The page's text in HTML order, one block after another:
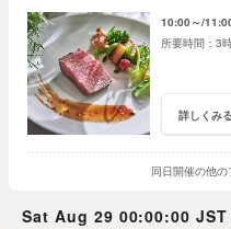
10:00～
3
詳しくみる
同日開催の他
Sat Aug 29 00:00:00 JST